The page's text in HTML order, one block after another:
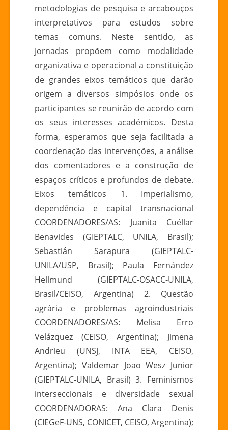
metodologias de pesquisa e arcabouços
interpretativos para estudos sobre
temas comuns. Neste sentido, as
Jornadas propõem como modalidade
organizativa e operacional a constituição
de grandes eixos temáticos que darão
origem a diversos simpósios onde os
participantes se reunirão de acordo com
os seus interesses académicos. Desta
forma, esperamos que seja facilitada a
coordenação das intervenções, a análise
dos comentadores e a construção de
espaços críticos e profundos de debate.
Eixos temáticos 1. Imperialismo,
dependência e capital transnacional
COORDENADORES/AS: Juanita Cuéllar
Benavides (GIEPTALC, UNILA, Brasil);
Sebastián Sarapura (GIEPTALC-
UNILA/USP, Brasil); Paula Fernández
Hellmund (GIEPTALC-OSACC-UNILA,
Brasil/CEISO, Argentina) 2. Questão
agrária e problemas agroindustriais
COORDENADORES/AS: Melisa Erro
Velázquez (CEISO, Argentina); Jimena
Andrieu (UNSJ, INTA EEA, CEISO,
Argentina); Valdemar Joao Wesz Junior
(GIEPTALC-UNILA, Brasil) 3. Feminismos
interseccionais e diversidade sexual
COORDENADORAS: Ana Clara Denis
(CIEGeF-UNS, CONICET, CEISO, Argentina);